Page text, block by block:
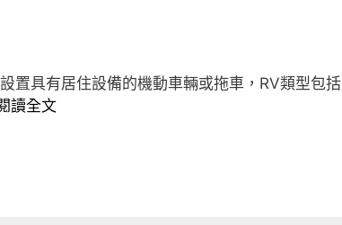
置具有居住設備的機動車輛或拖車，RV類型包括
讀全文